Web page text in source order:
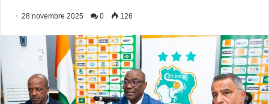
28 novembre 2025 0 126